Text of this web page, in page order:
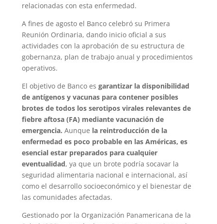
relacionadas con esta enfermedad.
A fines de agosto el Banco celebró su Primera
Reunión Ordinaria, dando inicio oficial a sus
actividades con la aprobación de su estructura de
gobernanza, plan de trabajo anual y procedimientos
operativos.
El objetivo de Banco es garantizar la disponibilidad
de antígenos y vacunas para contener posibles
brotes de todos los serotipos virales relevantes de
fiebre aftosa (FA) mediante vacunación de
emergencia. Aunque la reintroducción de la
enfermedad es poco probable en las Américas, es
esencial estar preparados para cualquier
eventualidad, ya que un brote podría socavar la
seguridad alimentaria nacional e internacional, así
como el desarrollo socioeconómico y el bienestar de
las comunidades afectadas.
Gestionado por la Organización Panamericana de la